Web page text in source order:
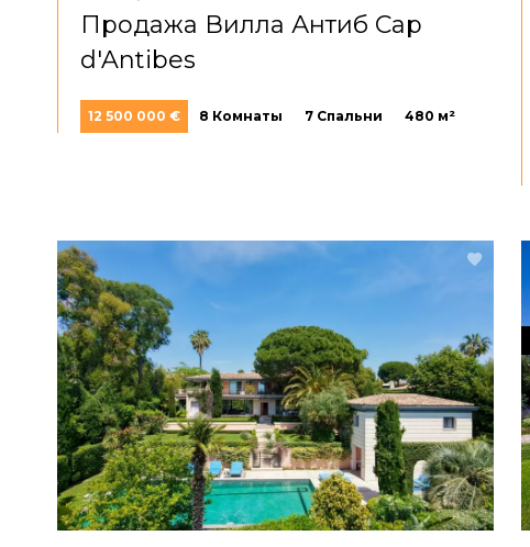
Продажа Вилла Антиб Cap
d'Antibes
12 500 000 € 8 Комнаты 7 Спальни 480 м²